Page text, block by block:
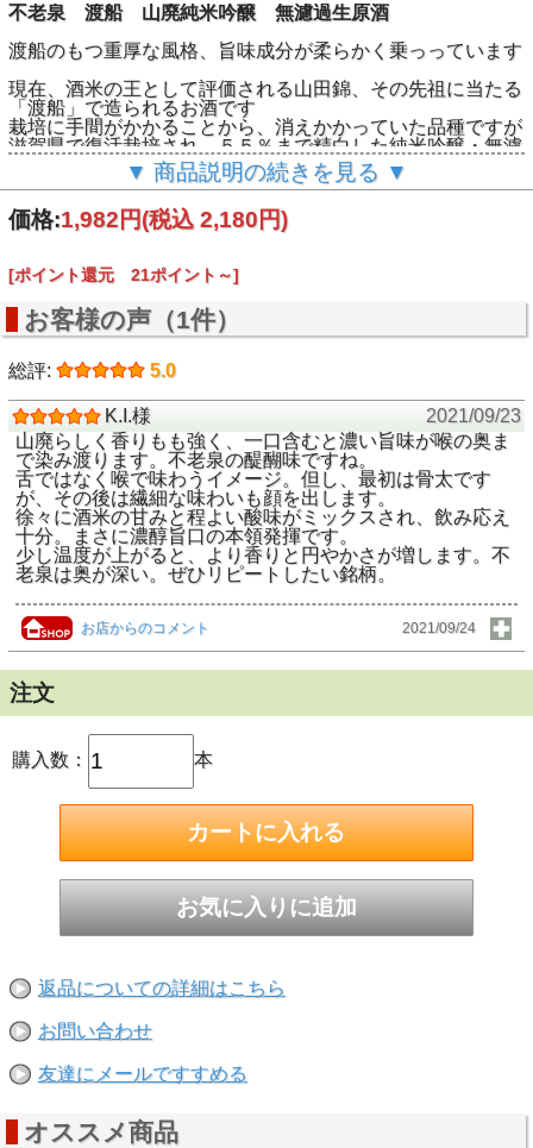
不老泉 渡船 山廃純米吟醸 無濾過生原酒
渡船のもつ重厚な風格、旨味成分が柔らかく乗っっています
現在、酒米の王として評価される山田錦、その先祖に当たる
「渡船」で造られるお酒です
栽培に手間がかかることから、消えかかっていた品種ですが
滋賀県で復活栽培され、５５％まで精白した純米吟醸・無濾
酒米 渡船の美味しさ実感ください
山田錦にはない厚みのある風格
蔵に自生する蔵付き酵母による山廃造が、より味わいを醸し
な旨味を
その生原酒を蔵内で１年熟成され、さらに丸く味が乗ってい
ます
山廃造りによる隠し味
不老泉のお酒の多くが山廃造りで行われています
この山廃による酒母造りの行程は
通常おこなわれる速醸造りが１４日間に対し
山廃造りは２８日間の長期にわたって発酵されるため
その間に多くの微生物が関与することにより
料理でゆう隠し味にあたる旨味が形成されます
天然酵母、山廃造り、天秤搾りされた渡船 生原酒の風格
柔らかな旨味、存分にお楽しみください
原料米：滋賀県産・渡船５５％精白 酒度±0 酸度1.8
アミノ酸1.8 蔵付き酵母 アルコール17度 容量720mｌ
▼ 商品説明の続きを見る ▼
価格:1,982円(税込 2,180円)
[ポイント還元 21ポイント～]
お客様の声（1件）
総評: 5.0
K.I.様
2021/09/23
山廃らしく香りもも強く、一口含むと濃い旨味が喉の奥ま
で染み渡ります。不老泉の醍醐味ですね。
舌ではなく喉で味わうイメージ。但し、最初は骨太です
が、その後は繊細な味わいも顔を出します。
徐々に酒米の甘みと程よい酸味がミックスされ、飲み応え
十分。まさに濃醇旨口の本領発揮です。
少し温度が上がると、より香りと円やかさが増します。不
老泉は奥が深い。ぜひリピートしたい銘柄。
お店からのコメント 2021/09/24
注文
購入数： 本
返品についての詳細はこちら
お問い合わせ
友達にメールですすめる
オススメ商品